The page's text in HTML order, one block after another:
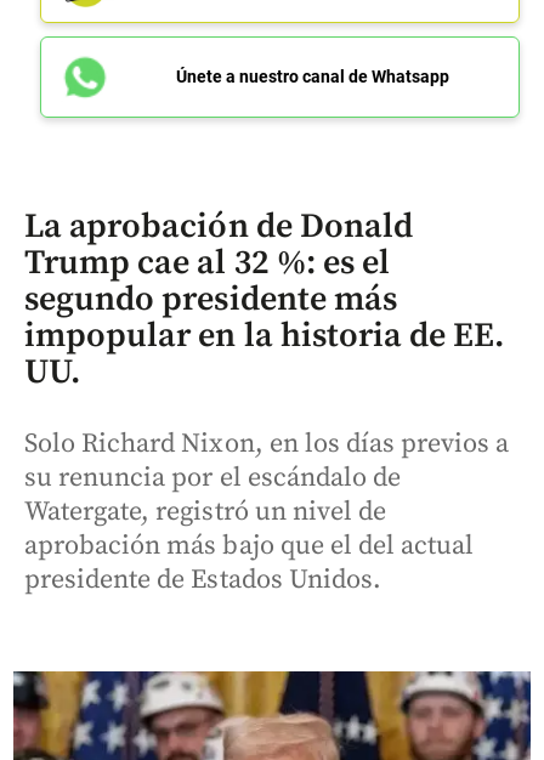
Únete a nuestro canal de Whatsapp
La aprobación de Donald
Trump cae al 32 %: es el
segundo presidente más
impopular en la historia de EE.
UU.
Solo Richard Nixon, en los días previos a
su renuncia por el escándalo de
Watergate, registró un nivel de
aprobación más bajo que el del actual
presidente de Estados Unidos.